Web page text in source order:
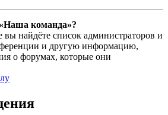
команда»?
вы найдёте список администраторов и
и другую информацию,
о форумах, которые они